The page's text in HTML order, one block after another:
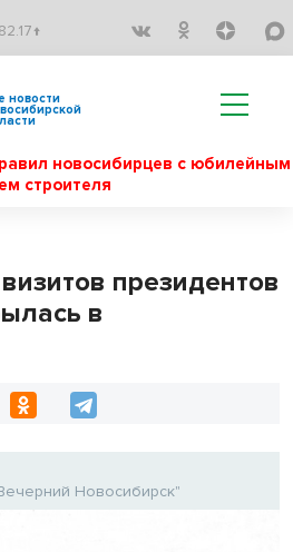
новости
новосибирцев с юбилейным
строителя
президентов
в
Новосибирск"